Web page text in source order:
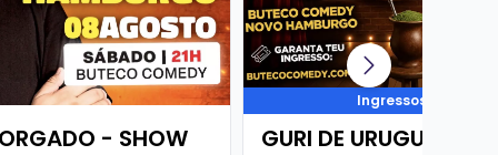
- SHOW
Ingressos voando
GURI DE URUGUAIANA